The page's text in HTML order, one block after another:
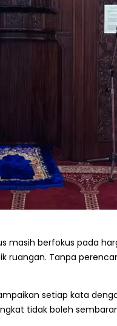
masih berfokus pada
ruangan. Tanpa
setiap kata
tidak boleh